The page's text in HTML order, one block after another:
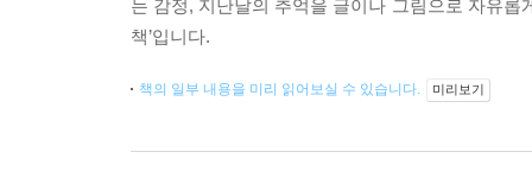
는 감정, 지난날의 추억을 글이나 그림으로 자유
책’입니다.
책의 일부 내용을 미리 읽어보실 수 있습니다. 미리보기